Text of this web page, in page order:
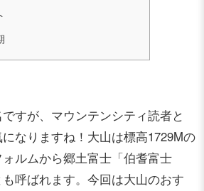
すが、マウンテンシティ読者と
なりますね！大山は標高1729Mの
ルムから郷土富士「伯耆富士
も呼ばれます。今回は大山のおす